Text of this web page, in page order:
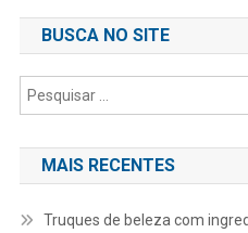
BUSCA NO SITE
MAIS RECENTES
Truques de beleza com